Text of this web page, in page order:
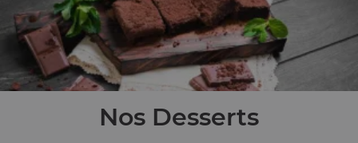
Nos Desserts